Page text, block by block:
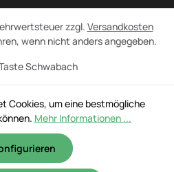
Schwabach
zzgl. Versandkosten
wenn nicht anders angegeben.
Cookies, um eine bestmögliche
Mehr Informationen ...